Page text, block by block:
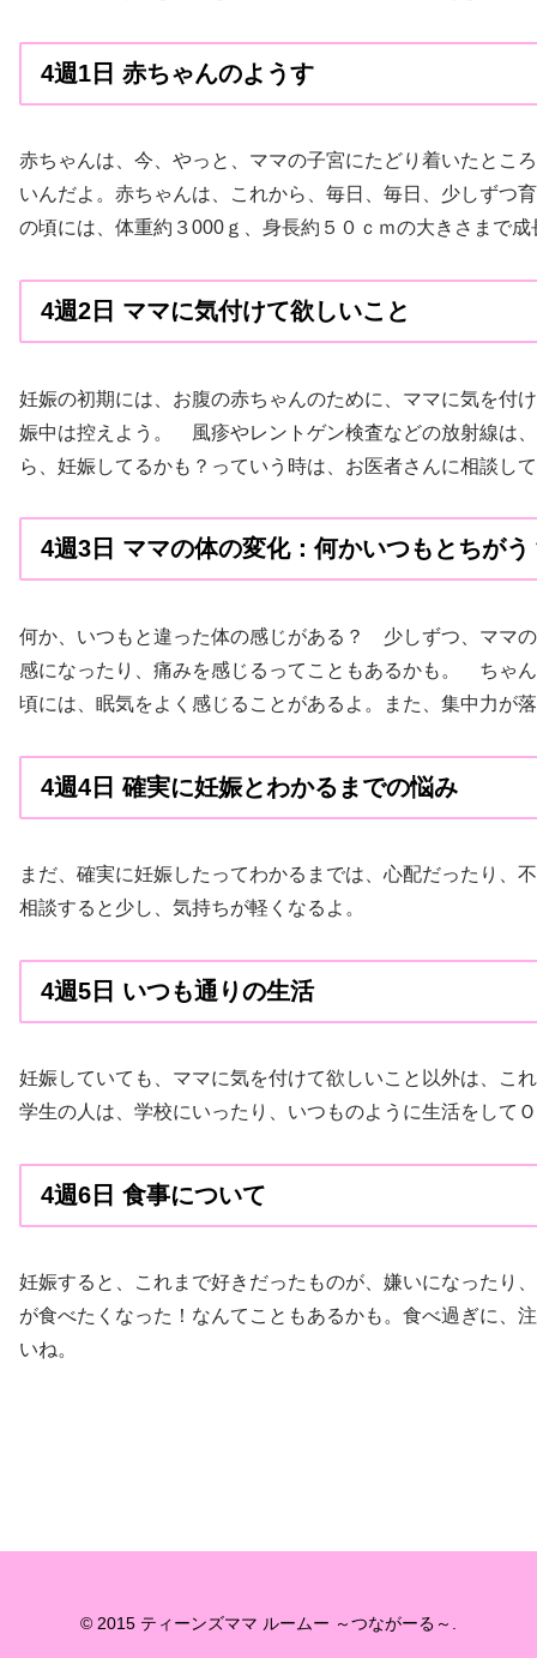
4週1日 赤ちゃんのようす
赤ちゃんは、今、やっと、ママの子宮にたどり着いたとこ
いんだよ。赤ちゃんは、これから、毎日、毎日、少しずつ
の頃には、体重約３000ｇ、身長約５０ｃｍの大きさまで
4週2日 ママに気付けて欲しいこと
妊娠の初期には、お腹の赤ちゃんのために、ママに気を付
娠中は控えよう。 風疹やレントゲン検査などの放射線は
ら、妊娠してるかも？っていう時は、お医者さんに相談し
4週3日 ママの体の変化：何かいつもとちがう
何か、いつもと違った体の感じがある？ 少しずつ、ママ
感になったり、痛みを感じるってこともあるかも。 ちゃ
頃には、眠気をよく感じることがあるよ。また、集中力が
4週4日 確実に妊娠とわかるまでの悩み
まだ、確実に妊娠したってわかるまでは、心配だったり、
相談すると少し、気持ちが軽くなるよ。
4週5日 いつも通りの生活
妊娠していても、ママに気を付けて欲しいこと以外は、こ
学生の人は、学校にいったり、いつものように生活をして
4週6日 食事について
妊娠すると、これまで好きだったものが、嫌いになったり
が食べたくなった！なんてこともあるかも。食べ過ぎに、
いね。
© 2015 ティーンズママ ルームー ～つながーる～.